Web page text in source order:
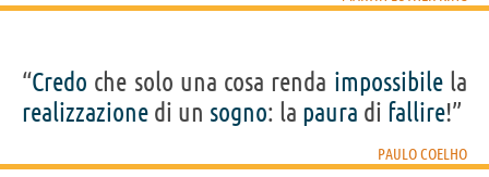
“Credo che solo una cosa renda impossibilela
realizzazione di un sogno: la paura di fallire!”
PAULO COELHO